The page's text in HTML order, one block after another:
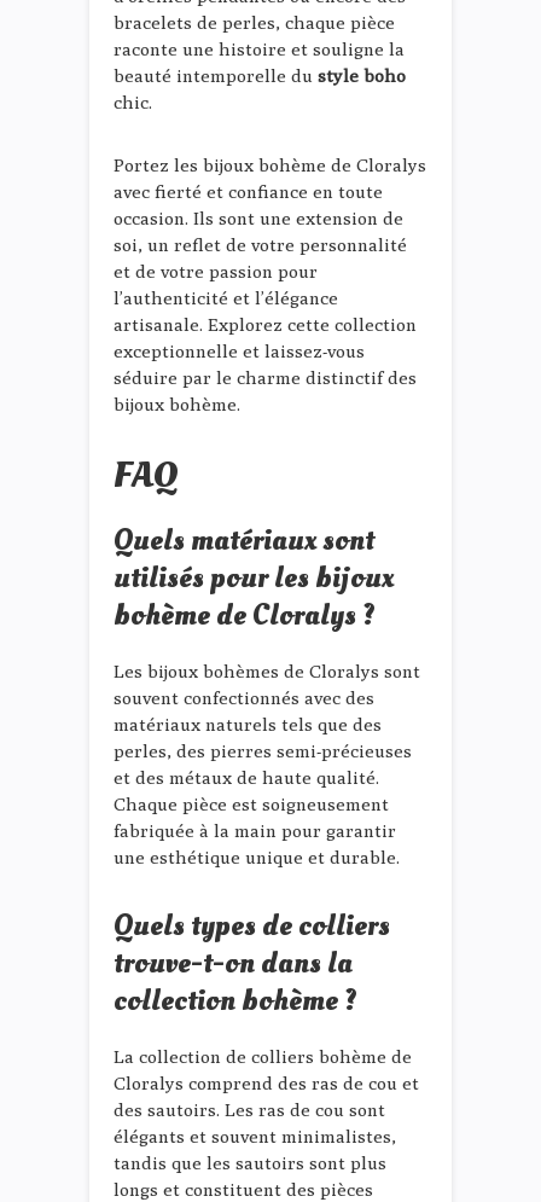
bracelets de perles, chaque pièce
raconte une histoire et souligne la
beauté intemporelle du style boho
chic.
Portez les bijoux bohème de Cloralys
avec fierté et confiance en toute
occasion. Ils sont une extension de
soi, un reflet de votre personnalité
et de votre passion pour
l’authenticité et l’élégance
artisanale. Explorez cette collection
exceptionnelle et laissez-vous
séduire par le charme distinctif des
bijoux bohème.
FAQ
Quels matériaux sont
utilisés pour les bijoux
bohème de Cloralys ?
Les bijoux bohèmes de Cloralys sont
souvent confectionnés avec des
matériaux naturels tels que des
perles, des pierres semi-précieuses
et des métaux de haute qualité.
Chaque pièce est soigneusement
fabriquée à la main pour garantir
une esthétique unique et durable.
Quels types de colliers
trouve-t-on dans la
collection bohème ?
La collection de colliers bohème de
Cloralys comprend des ras de cou et
des sautoirs. Les ras de cou sont
élégants et souvent minimalistes,
tandis que les sautoirs sont plus
longs et constituent des pièces